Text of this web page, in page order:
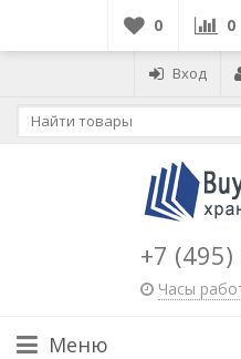
0 0
Вход
+7
Часы
Меню